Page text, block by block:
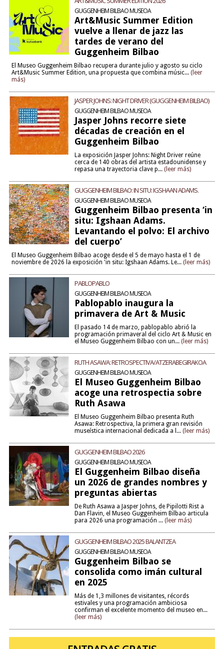
GUGGENHEIM BILBAO MUSEOA
Art&Music Summer Edition
vuelve a llenar de jazz las
tardes de verano del
Guggenheim Bilbao
El Museo Guggenheim Bilbao recupera durante julio y agosto su ciclo
Art&Music Summer Edition, una propuesta que combina músic... (leer
más)
JASPER JOHNS: NIGHT DRIVER (GUGGENHEIM BILBAO)
GUGGENHEIM BILBAO MUSEOA
Jasper Johns recorre siete
décadas de creación en el
Guggenheim Bilbao
La exposición Jasper Johns: Night Driver reúne
cerca de 140 obras del artista estadounidense y
repasa una trayectoria clave p... (leer más)
GUGGENHEIM BILBAO: IN SITU: IGSHAAN ADAMS.
GUGGENHEIM BILBAO MUSEOA
Guggenheim Bilbao presenta ‘in
situ: Igshaan Adams.
Levantando el polvo: El archivo
del cuerpo’
El Museo Guggenheim Bilbao acoge desde el 5 de mayo hasta el 1 de
noviembre de 2026 la exposición 'in situ: Igshaan Adams. Le... (leer más)
PABLOPABLO
GUGGENHEIM BILBAO MUSEOA
Pablopablo inaugura la
primavera de Art & Music
El pasado 14 de marzo, pablopablo abrió la
programación primaveral del ciclo Art & Music en
el Museo Guggenheim Bilbao con un... (leer más)
RUTH ASAWA: RETROSPECTIVA/ATZERABEGIRAKOA
GUGGENHEIM BILBAO MUSEOA
El Museo Guggenheim Bilbao
acoge una retrospectia sobre
Ruth Asawa
El Museo Guggenheim Bilbao presenta Ruth
Asawa: Retrospectiva, la primera gran revisión
museística internacional dedicada a l... (leer más)
GUGGENHEIM BILBAO 2026
GUGGENHEIM BILBAO MUSEOA
El Guggenheim Bilbao diseña
un 2026 de grandes nombres y
preguntas abiertas
De Ruth Asawa a Jasper Johns, de Pipilotti Rist a
Dan Flavin, el Museo Guggenheim Bilbao articula
para 2026 una programación ... (leer más)
GUGGENHEIM BILBAO 2025 BALANTZEA
GUGGENHEIM BILBAO MUSEOA
Guggenheim Bilbao se
consolida como imán cultural
en 2025
Más de 1,3 millones de visitantes, récords
estivales y una programación ambiciosa
confirman el excelente momento del museo en...
(leer más)